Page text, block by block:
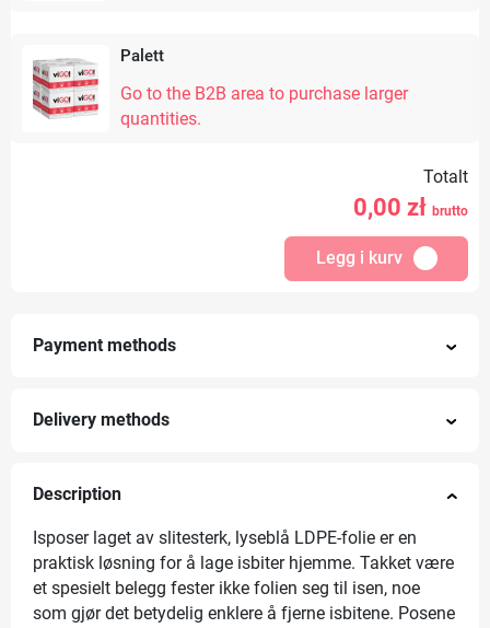
Palett
Go to the B2B area to purchase larger
quantities.
Totalt
0,00 zł brutto
Legg i kurv
Payment methods
Delivery methods
Description
Isposer laget av slitesterk, lyseblå LDPE-folie er en
praktisk løsning for å lage isbiter hjemme. Takket være
et spesielt belegg fester ikke folien seg til isen, noe
som gjør det betydelig enklere å fjerne isbitene. Posene